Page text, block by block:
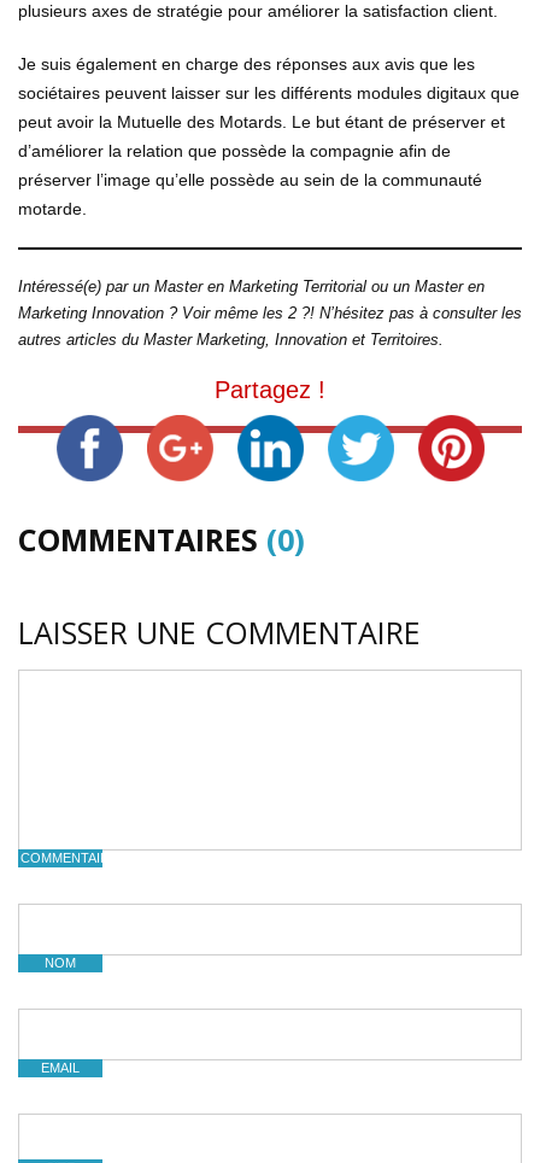
plusieurs axes de stratégie pour améliorer la satisfaction client.
Je suis également en charge des réponses aux avis que les
sociétaires peuvent laisser sur les différents modules digitaux que
peut avoir la Mutuelle des Motards. Le but étant de préserver et
d’améliorer la relation que possède la compagnie afin de
préserver l’image qu’elle possède au sein de la communauté
motarde.
Intéressé(e) par un Master en Marketing Territorial ou un Master en
Marketing Innovation ? Voir même les 2 ?! N’hésitez pas à consulter les
autres articles du Master Marketing, Innovation et Territoires.
Partagez !
COMMENTAIRES (0)
LAISSER UNE COMMENTAIRE
COMMENTAIRE
NOM
EMAIL